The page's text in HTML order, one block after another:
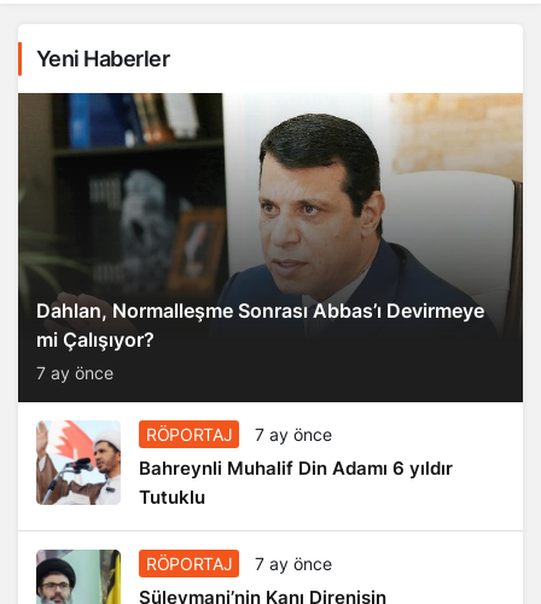
Yeni Haberler
Dahlan, Normalleşme Sonrası Abbas’ı Devirmeye
mi Çalışıyor?
7 ay önce
RÖPORTAJ 7 ay önce
Bahreynli Muhalif Din Adamı 6 yıldır
Tutuklu
RÖPORTAJ 7 ay önce
Süleymani’nin Kanı Direnişin